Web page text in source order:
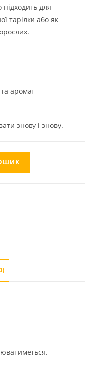
підходить для
тарілки або як
аромат
знову і знову.